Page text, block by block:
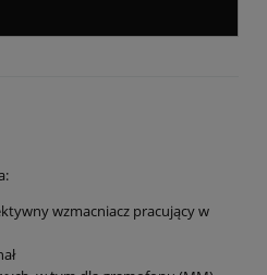
kosztów płatności
wzmacniacz pracujący w